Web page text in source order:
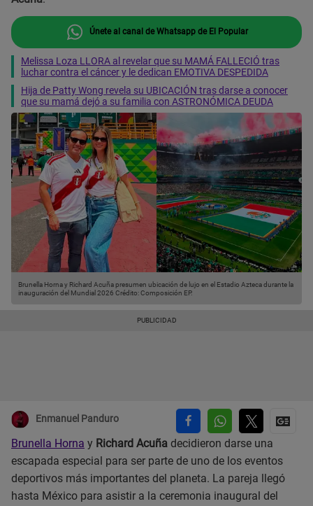
Únete al canal de Whatsapp de El Popular
Melissa Loza LLORA al revelar que su MAMÁ FALLECIÓ tras
luchar contra el cáncer y le dedican EMOTIVA DESPEDIDA
Hija de Patty Wong revela su UBICACIÓN tras darse a conocer
que su mamá dejó a su familia con ASTRONÓMICA DEUDA
Brunella Horna y Richard Acuña presumen ubicación de lujo en el Estadio Azteca durante la
inauguración del Mundial 2026 Crédito: Composición EP.
Enmanuel Panduro
Brunella Horna y Richard Acuña decidieron darse una
escapada especial para ser parte de uno de los eventos
deportivos más importantes del planeta. La pareja llegó
hasta México para asistir a la ceremonia inaugural del